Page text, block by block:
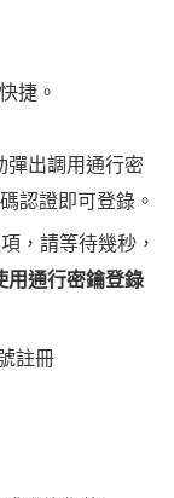
捷。
彈出調用通行密
認證即可登錄。
，請等待幾秒，
用通行密鑰登錄
註冊